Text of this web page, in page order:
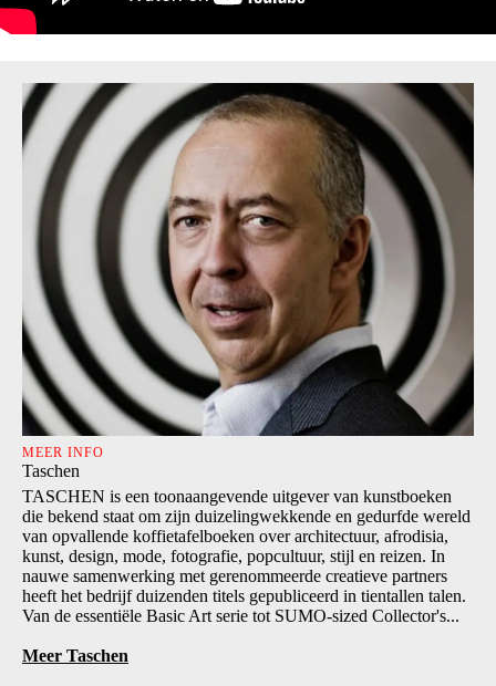
MEER INFO
Taschen
TASCHEN is een toonaangevende uitgever van kunstboeken
die bekend staat om zijn duizelingwekkende en gedurfde wereld
van opvallende koffietafelboeken over architectuur, afrodisia,
kunst, design, mode, fotografie, popcultuur, stijl en reizen. In
nauwe samenwerking met gerenommeerde creatieve partners
heeft het bedrijf duizenden titels gepubliceerd in tientallen talen.
Van de essentiële Basic Art serie tot SUMO-sized Collector's...
Meer Taschen